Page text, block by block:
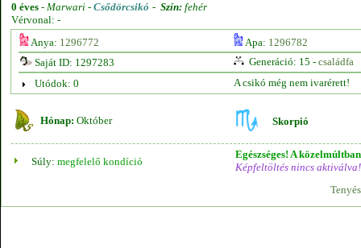
0 éves - Marwari - Csődörcsikó - Szín: fehér
Vérvonal: -
Anya: 1296772 Apa: 1296782
Saját ID: 1297283
Generáció: 15 - családfa
Utódok: 0
A csikó még nem ivarérett!
Hónap: Október Skorpió
Súly: megfelelő kondíció
Egészséges! A
Képfeltöltés nincs aktiválva!